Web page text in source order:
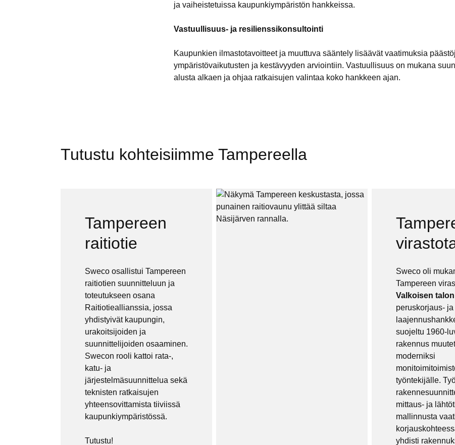
ja vaiheistetuissa kaupunkiympäristön hankkeissa.
Vastuullisuus- ja resilienssikonsultointi
Kaupunkien ilmastotavoitteet ja muuttuva sääntely lisäävät vaatimuksia
ympäristövaikutusten ja kestävyyden arviointiin. Vastuullisuus on mukana
alusta alkaen ja ohjaa ratkaisujen valintaa koko hankkeen ajan.
Tutustu kohteisiimme Tampereella
Tampereen
raitiotie
Sweco osallistui Tampereen
raitiotien suunnitteluun ja
toteutukseen osana
Raitiotieallianssia, jossa
yhdistyivät kaupungin,
urakoitsijoiden ja
suunnittelijoiden osaaminen.
Swecon rooli kattoi rata-,
katu- ja
järjestelmäsuunnittelua sekä
teknisten ratkaisujen
yhteensovittamista tiiviissä
kaupunkiympäristössä.
Tutustu!
Sweco oli
Tampereen
Valkoisen talon
peruskorjaus- ja
suojeltu 1960-
rakennus
moderniksi
työntekijälle.
mittaus- ja
mallinnusta
yhdisti